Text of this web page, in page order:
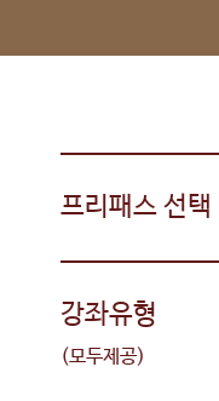
프리패스 선택
강좌유형
(모두제공)